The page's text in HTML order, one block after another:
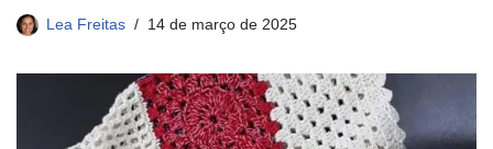
Lea Freitas 14 de março de 2025